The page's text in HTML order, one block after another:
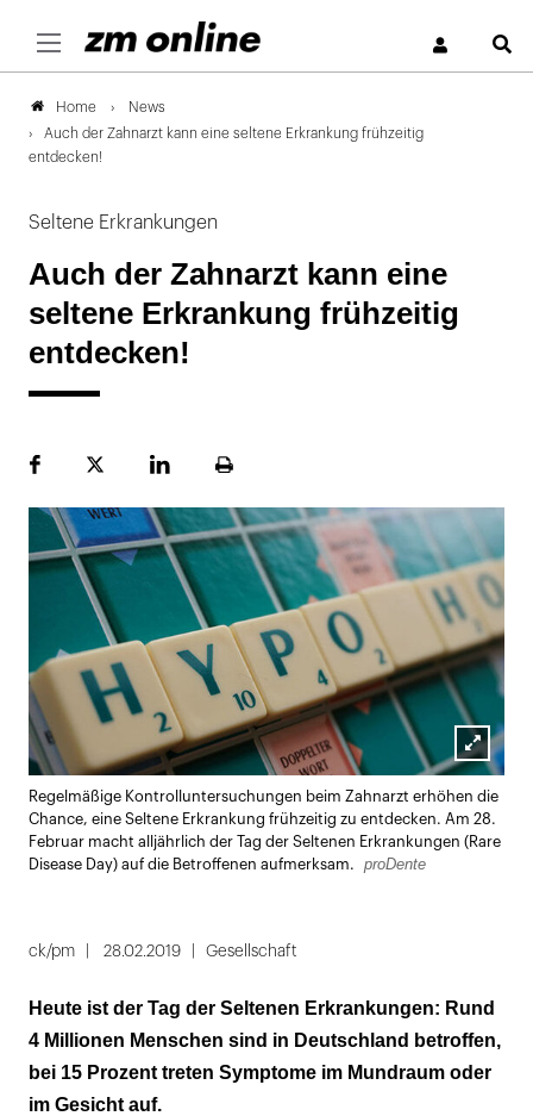
Home
News
Auch der Zahnarzt kann eine seltene Erkrankung frühzeitig
entdecken!
Seltene Erkrankungen
Auch der Zahnarzt kann eine
seltene Erkrankung frühzeitig
entdecken!
FacebookPlattformLinekdInSeite
Lightbox
öffnen
Regelmäßige Kontrolluntersuchungen beim Zahnarzt erhöhen die
Chance, eine Seltene Erkrankung frühzeitig zu entdecken. Am 28.
Februar macht alljährlich der Tag der Seltenen Erkrankungen (Rare
Disease Day) auf die Betroffenen aufmerksam.
proDente
ck/pm 28.02.2019 Gesellschaft
Heute ist der Tag der Seltenen Erkrankungen: Rund
4 Millionen Menschen sind in Deutschland betroffen,
bei 15 Prozent treten Symptome im Mundraum oder
im Gesicht auf.